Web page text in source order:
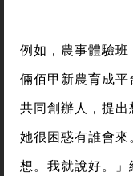
例如，農事體驗
倆佰甲新農育成
共同創辦人，提出
她很困惑有誰會
想。我就說好。